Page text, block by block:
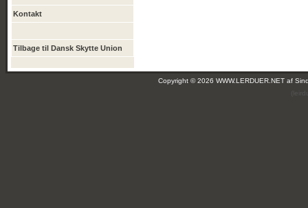
Kontakt
Tilbage til Dansk Skytte Union
Copyright © 2026 WWW.LERDUER.NET af